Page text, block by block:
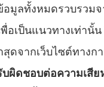
อมูลทั้งหมดรวบรวมจ
อเป็นแนวทางเท่านั้น
ดจากเว็บไซต์ทางก
ผิดชอบต่อความเสีย